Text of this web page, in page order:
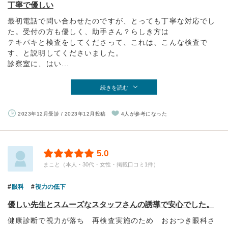
丁寧で優しい
最初電話で問い合わせたのですが、とっても丁寧な対応でし
た。受付の方も優しく、助手さん？らしき方は
テキパキと検査をしてくださって、これは、こんな検査で
す、と説明してくださいました。
診察室に、はい...
続きを読む
2023年12月受診 / 2023年12月投稿 4人が参考になった
5.0
まこと（本人・30代・女性・掲載口コミ1件）
眼科 視力の低下
優しい先生とスムーズなスタッフさんの誘導で安心でした。
健康診断で視力が落ち 再検査実施のため おおつき眼科さ